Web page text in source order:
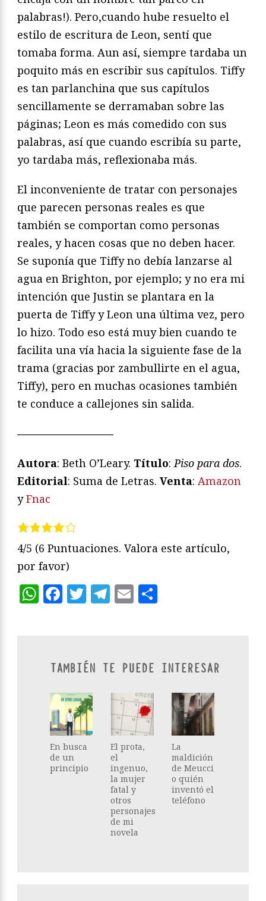
palabras!). Pero,cuando hube resuelto el
estilo de escritura de Leon, sentí que
tomaba forma. Aun así, siempre tardaba un
poquito más en escribir sus capítulos. Tiffy
es tan parlanchina que sus capítulos
sencillamente se derramaban sobre las
páginas; Leon es más comedido con sus
palabras, así que cuando escribía su parte,
yo tardaba más, reflexionaba más.
El inconveniente de tratar con personajes
que parecen personas reales es que
también se comportan como personas
reales, y hacen cosas que no deben hacer.
Se suponía que Tiffy no debía lanzarse al
agua en Brighton, por ejemplo; y no era mi
intención que Justin se plantara en la
puerta de Tiffy y Leon una última vez, pero
lo hizo. Todo eso está muy bien cuando te
facilita una vía hacia la siguiente fase de la
trama (gracias por zambullirte en el agua,
Tiffy), pero en muchas ocasiones también
te conduce a callejones sin salida.
—————————
Autora: Beth O’Leary. Título:Piso para dos.
Editorial: Suma de Letras. Venta: Amazon
yFnac
4/5 (6 Puntuaciones. Valora este artículo,
por favor)
WhatsApp
Facebook
Twitter
Telegram
Email
TAMBIÉN TE PUEDE INTERESAR
En busca
de un
principio
El prota,
el
ingenuo,
la mujer
fatal y
otros
personajes
de mi
novela
La
maldición
de Meucci
o quién
inventó el
teléfono